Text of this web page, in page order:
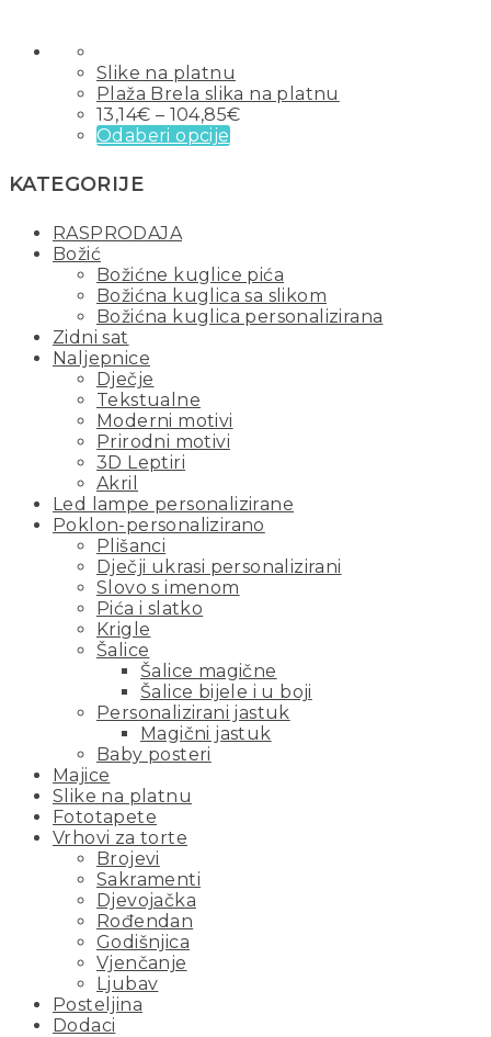
Slike na platnu
Plaža Brela slika na platnu
13,14€ – 104,85€
Odaberi opcije
KATEGORIJE
RASPRODAJA
Božić
Božićne kuglice pića
Božićna kuglica sa slikom
Božićna kuglica personalizirana
Zidni sat
Naljepnice
Dječje
Tekstualne
Moderni motivi
Prirodni motivi
3D Leptiri
Akril
Led lampe personalizirane
Poklon-personalizirano
Plišanci
Dječji ukrasi personalizirani
Slovo s imenom
Pića i slatko
Krigle
Šalice
Šalice magične
Šalice bijele i u boji
Personalizirani jastuk
Magični jastuk
Baby posteri
Majice
Slike na platnu
Fototapete
Vrhovi za torte
Brojevi
Sakramenti
Djevojačka
Rođendan
Godišnjica
Vjenčanje
Ljubav
Posteljina
Dodaci